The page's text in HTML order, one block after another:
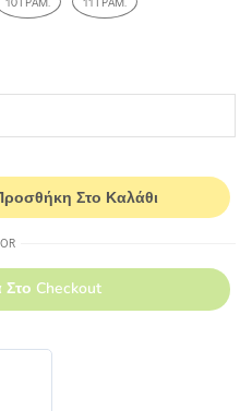
Στο Καλάθι
OR
Στο Checkout